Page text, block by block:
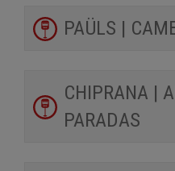
PAÜLS |
CHIPRANA |
PARADAS